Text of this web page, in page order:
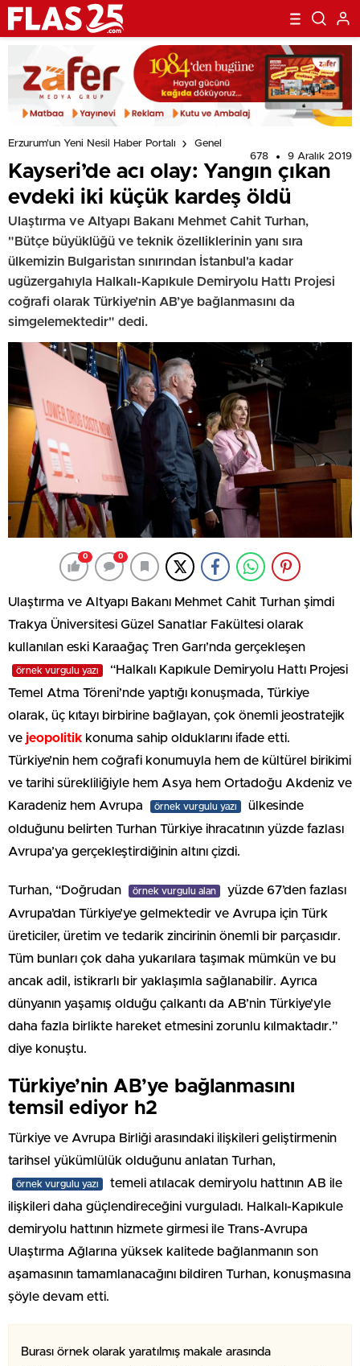
Erzurum'un Yeni Nesil Haber Portalı
Genel
678
9 Aralık 2019
Kayseri’de acı olay: Yangın çıkan
evdeki iki küçük kardeş öldü
Ulaştırma ve Altyapı Bakanı Mehmet Cahit Turhan,
"Bütçe büyüklüğü ve teknik özelliklerinin yanı sıra
ülkemizin Bulgaristan sınırından İstanbul'a kadar
ugüzergahıyla Halkalı-Kapıkule Demiryolu Hattı Projesi
coğrafi olarak Türkiye’nin AB’ye bağlanmasını da
simgelemektedir" dedi.
0 0
Ulaştırma ve Altyapı Bakanı Mehmet Cahit Turhan şimdi
Trakya Üniversitesi Güzel Sanatlar Fakültesi olarak
kullanılan eski Karaağaç Tren Garı’nda gerçekleşen
örnek vurgulu yazı
“Halkalı Kapıkule Demiryolu Hattı Projesi
Temel Atma Töreni’nde yaptığı konuşmada, Türkiye
olarak, üç kıtayı birbirine bağlayan, çok önemli jeostratejik
ve jeopolitik konuma sahip olduklarını ifade etti.
Türkiye’nin hem coğrafi konumuyla hem de kültürel birikimi
ve tarihi sürekliliğiyle hem Asya hem Ortadoğu Akdeniz ve
Karadeniz hem Avrupa
örnek vurgulu yazı
ülkesinde
olduğunu belirten Turhan Türkiye ihracatının yüzde fazlası
Avrupa’ya gerçekleştirdiğinin altını çizdi.
Turhan, “Doğrudan örnek vurgulu alan
yüzde 67’den fazlası
Avrupa’dan Türkiye’ye gelmektedir ve Avrupa için Türk
üreticiler, üretim ve tedarik zincirinin önemli bir parçasıdır.
Tüm bunları çok daha yukarılara taşımak mümkün ve bu
ancak adil, istikrarlı bir yaklaşımla sağlanabilir. Ayrıca
dünyanın yaşamış olduğu çalkantı da AB’nin Türkiye’yle
daha fazla birlikte hareket etmesini zorunlu kılmaktadır.”
diye konuştu.
Türkiye’nin AB’ye bağlanmasını
temsil ediyor h2
Türkiye ve Avrupa Birliği arasındaki ilişkileri geliştirmenin
tarihsel yükümlülük olduğunu anlatan Turhan,
örnek vurgulu yazı
temeli atılacak demiryolu hattının AB ile
ilişkileri daha güçlendireceğini vurguladı. Halkalı-Kapıkule
demiryolu hattının hizmete girmesi ile Trans-Avrupa
Ulaştırma Ağlarına yüksek kalitede bağlanmanın son
aşamasının tamamlanacağını bildiren Turhan, konuşmasına
şöyle devam etti.
Burası örnek olarak yaratılmış makale arasında